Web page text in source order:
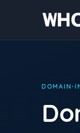
DOMAIN-